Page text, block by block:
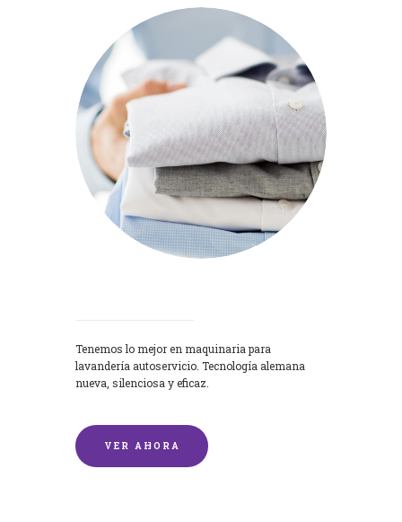
Tenemos lo mejor en maquinaria para
lavandería autoservicio. Tecnología alemana
nueva, silenciosa y eficaz.
VER AHORA